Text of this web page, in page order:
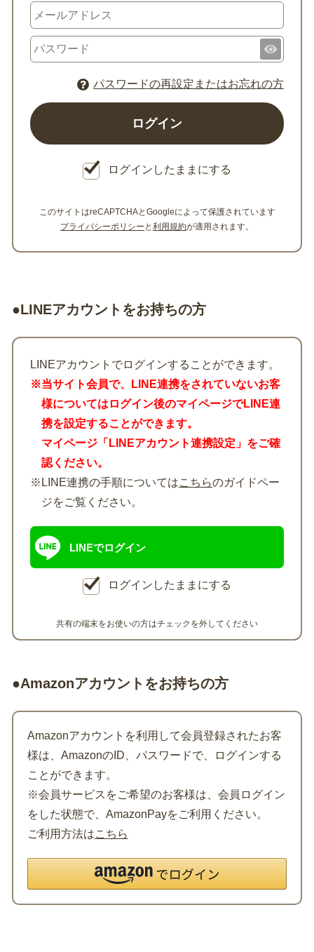
パスワードの再設定またはお忘れの方
ログインしたままにする
このサイトはreCAPTCHAとGoogleによって保護されています
プライバシーポリシー と 利用規約が適用されます。
●LINEアカウントをお持ちの方
LINEアカウントでログインすることができます。
※当サイト会員で、LINE連携をされていないお客
様についてはログイン後のマイページでLINE連
携を設定することができます。
マイページ「LINEアカウント連携設定」をご確
認ください。
※LINE連携の手順についてはこちらのガイドペー
ジをご覧ください。
LINEでログイン
ログインしたままにする
共有の端末をお使いの方はチェックを外してください
●Amazonアカウントをお持ちの方
Amazonアカウントを利用して会員登録されたお客
様は、AmazonのID、パスワードで、ログインする
ことができます。
※会員サービスをご希望のお客様は、会員ログイン
をした状態で、AmazonPayをご利用ください。
ご利用方法はこちら